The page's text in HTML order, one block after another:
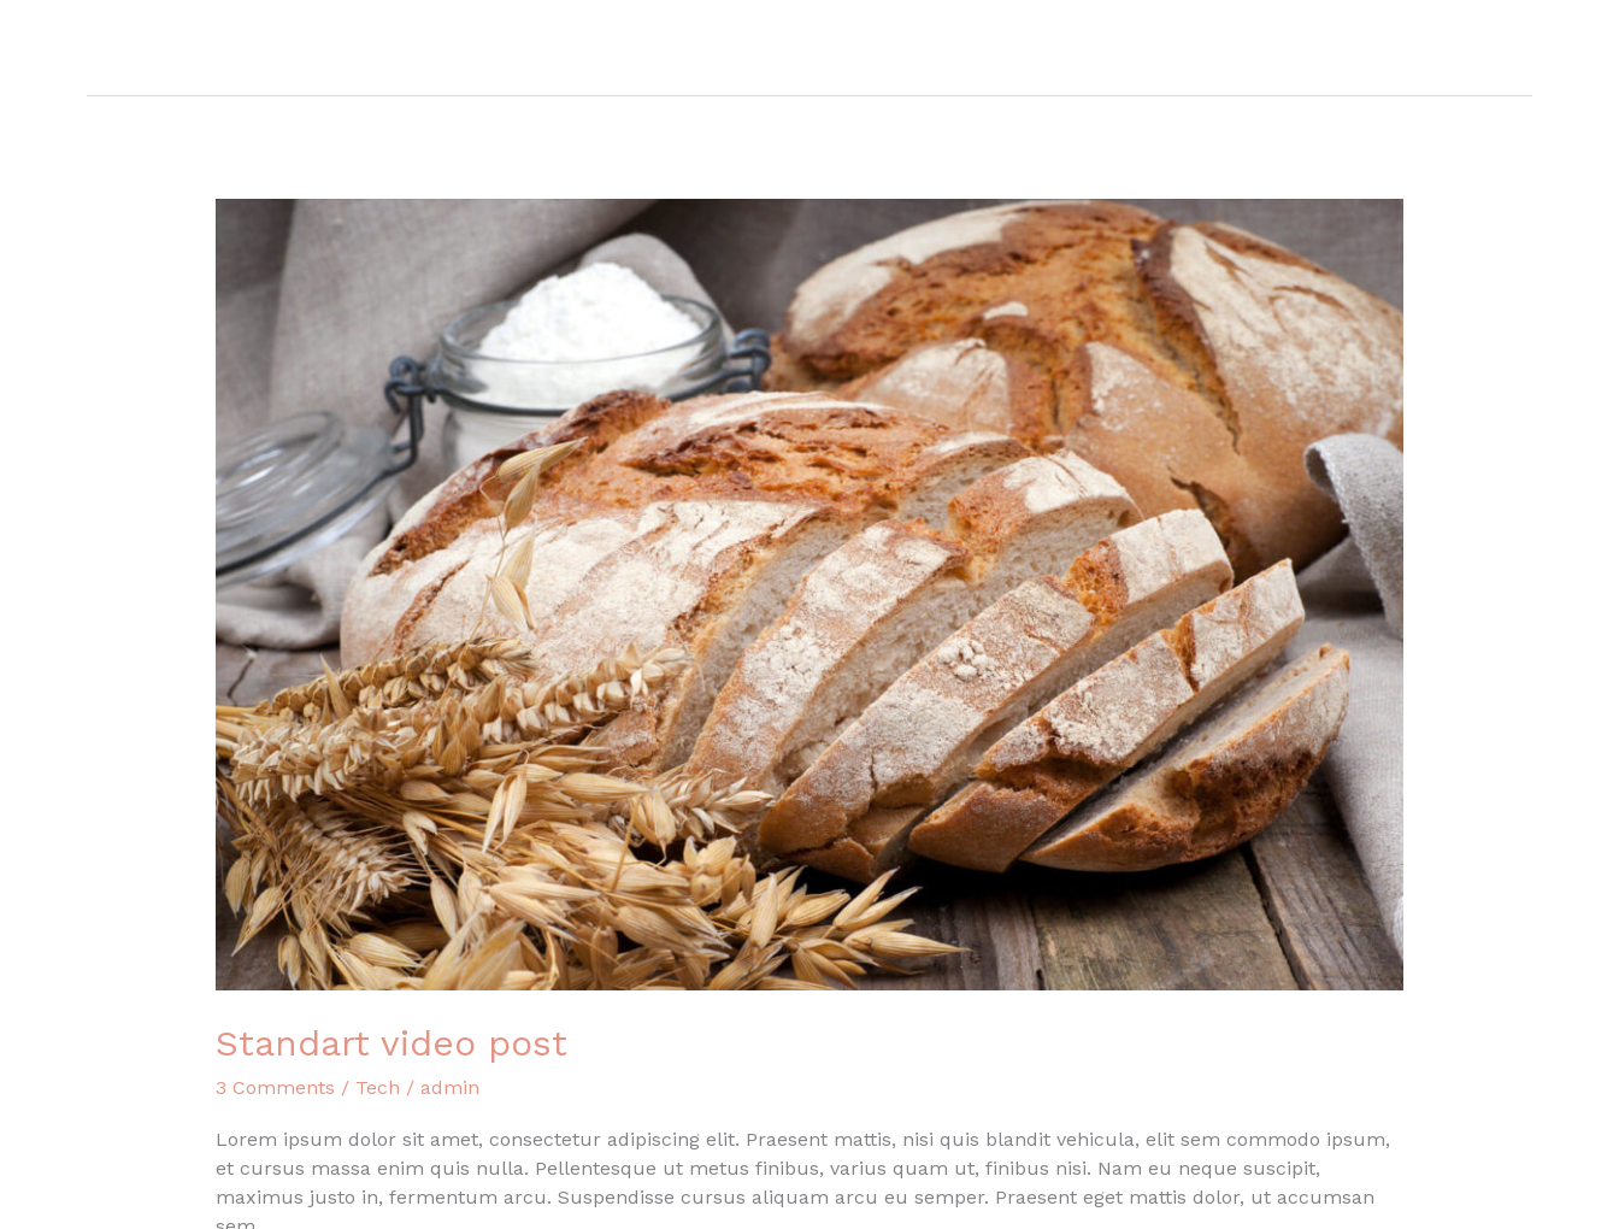
Standart video post
3 Comments / Tech / admin
Lorem ipsum dolor sit amet, consectetur adipiscing elit. Praesent mattis, nisi quis blandit vehicula, elit sem commodo ipsum,
et cursus massa enim quis nulla. Pellentesque ut metus finibus, varius quam ut, finibus nisi. Nam eu neque suscipit,
maximus justo in, fermentum arcu. Suspendisse cursus aliquam arcu eu semper. Praesent eget mattis dolor, ut accumsan